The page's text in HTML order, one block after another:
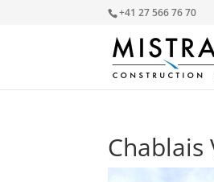
+41 27 566 76 70
Chablais